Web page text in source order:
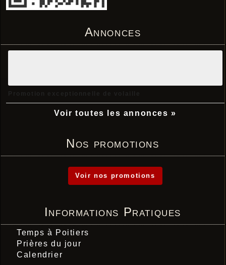
Annonces
Voir toutes les annonces »
Nos promotions
Voir nos promotions
Informations Pratiques
Temps à Poitiers
Prières du jour
Calendrier